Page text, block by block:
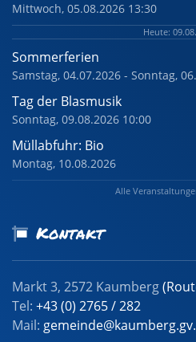
Mittwoch, 05.08.2026 13:30
Heute:
Sommerferien
Samstag, 04.07.2026 - Sonntag,
Tag der Blasmusik
Sonntag, 09.08.2026 10:00
Müllabfuhr: Bio
Montag, 10.08.2026
Alle
Kontakt
Markt 3, 2572 Kaumberg
Tel: +43 (0) 2765 / 282
Mail: